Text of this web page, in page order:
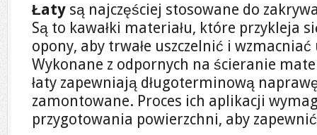
Łaty są najczęściej stosowane do
Są to kawałki materiału, które przykleja
opony, aby trwałe uszczelnić i
Wykonane z odpornych na ścieranie
łaty zapewniają długoterminową
zamontowane. Proces ich aplikacji
przygotowania powierzchni, aby